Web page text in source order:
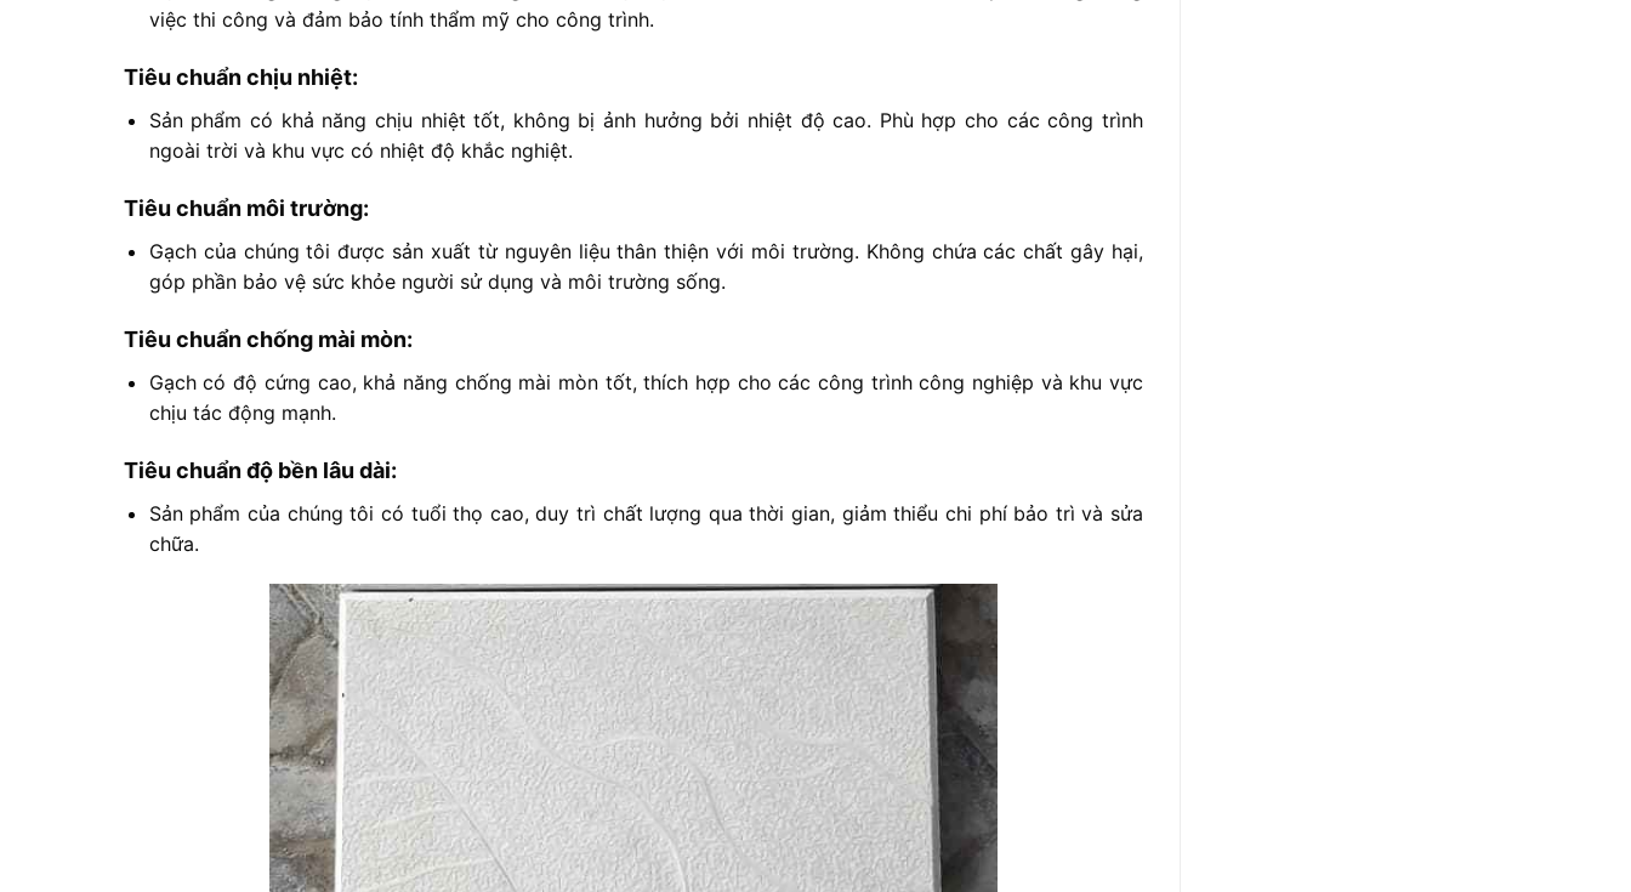
việc thi công và đảm bảo tính thẩm mỹ cho công trình.
Tiêu chuẩn chịu nhiệt:
Sản phẩm có khả năng chịu nhiệt tốt, không bị ảnh hưởng bởi nhiệt độ cao. Phù hợp cho các công trình
ngoài trời và khu vực có nhiệt độ khắc nghiệt.
Tiêu chuẩn môi trường:
Gạch của chúng tôi được sản xuất từ nguyên liệu thân thiện với môi trường. Không chứa các chất gây hại,
góp phần bảo vệ sức khỏe người sử dụng và môi trường sống.
Tiêu chuẩn chống mài mòn:
Gạch có độ cứng cao, khả năng chống mài mòn tốt, thích hợp cho các công trình công nghiệp và khu vực
chịu tác động mạnh.
Tiêu chuẩn độ bền lâu dài:
Sản phẩm của chúng tôi có tuổi thọ cao, duy trì chất lượng qua thời gian, giảm thiểu chi phí bảo trì và sửa
chữa.